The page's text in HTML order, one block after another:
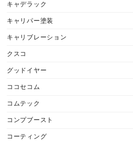
キャデラック
キャリパー塗装
キャリブレーション
クスコ
グッドイヤー
ココセコム
コムテック
コンプブースト
コーティング